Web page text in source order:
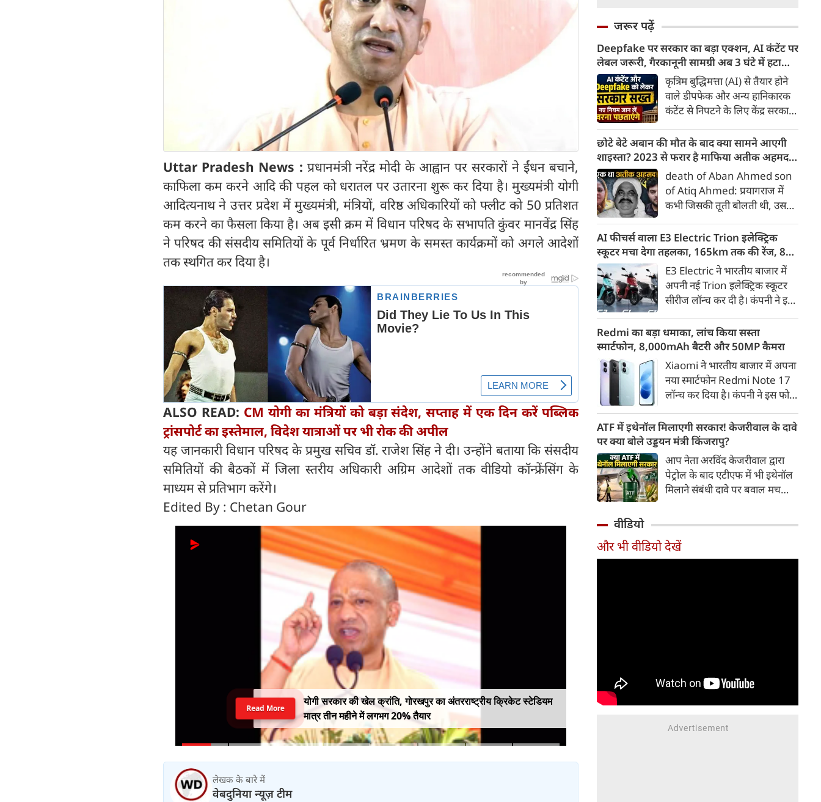
Uttar Pradesh News : प्रधानमंत्री नरेंद्र मोदी के आह्वान पर सरकारों ने ईंधन बचाने,
काफिला कम करने आदि की पहल को धरातल पर उतारना शुरू कर दिया है। मुख्यमंत्री योगी
आदित्यनाथ ने उत्तर प्रदेश में मुख्यमंत्री, मंत्रियों, वरिष्ठ अधिकारियों को फ्लीट को 50 प्रतिशत
कम करने का फैसला किया है। अब इसी क्रम में विधान परिषद के सभापति कुंवर मानवेंद्र सिंह
ने परिषद की संसदीय समितियों के पूर्व निर्धारित भ्रमण के समस्त कार्यक्रमों को अगले आदेशों
तक स्थगित कर दिया है।
ALSO READ: CM योगी का मंत्रियों को बड़ा संदेश, सप्ताह में एक दिन करें पब्लिक
ट्रांसपोर्ट का इस्तेमाल, विदेश यात्राओं पर भी रोक की अपील
यह जानकारी विधान परिषद के प्रमुख सचिव डॉ. राजेश सिंह ने दी। उन्होंने बताया कि संसदीय
समितियों की बैठकों में जिला स्तरीय अधिकारी अग्रिम आदेशों तक वीडियो कॉन्फ्रेंसिंग के
माध्यम से प्रतिभाग करेंगे।
Edited By : Chetan Gour
योगी सरकार की खेल क्रांति, गोरखपुर का अंतरराष्ट्रीय क्रिकेट स्टेडियम
मात्र तीन महीने में लगभग 20% तैयार
Read More
लेखक के बारे में
वेबदुनिया न्यूज़ टीम
जरूर पढ़ें
Deepfake पर सरकार का बड़ा एक्शन, AI कंटेंट पर
लेबल जरूरी, गैरकानूनी सामग्री अब 3 घंटे में हटानी
होगी, नए नियम जान लें वरना पछताएंगे
कृत्रिम बुद्धिमत्ता (AI) से तैयार होने
वाले डीपफेक और अन्य हानिकारक
कंटेंट से निपटने के लिए केंद्र सरकार
किया है। सरकार ने AI से तैयार कंटेंट
पर स्पष्ट लेबल और पहचान योग्य
मेटाडेटा उपलब्ध कराना अनिवार्य
किया है। साथ ही, सरकारी या
न्यायालय के आदेश के आधार पर
गैरकानूनी जानकारी हटाने की
समयसीमा 36 घंटे से घटाकर 3 घंटे
कर दी गई है।
छोटे बेटे अबान की मौत के बाद क्या सामने आएगी
शाइस्ता? 2023 से फरार है माफिया अतीक अहमद
की पत्नी
death of Aban Ahmed son
of Atiq Ahmed: प्रयागराज में
कभी जिसकी तूती बोलती थी, उस
अहमद के कुनबे पर कानून और
किस्मत की दोहरी मार पड़ रही है।
जिस झांसी जिले में अप्रैल 2023 में
अतीक के एनकाउंटर में मारे गए बेटे
असद की सांसें थमी थीं, उसी झांसी में
अब उसके छोटे बेटे अबान की भीषण
सड़क दुर्घटना में जान चली गई है।
AI फीचर्स वाला E3 Electric Trion इलेक्ट्रिक
स्कूटर मचा देगा तहलका, 165km तक की रेंज, 8
साल की बैटरी वारंटी, कीमत जानेंगे तो हो जाएंगे
हैरान
E3 Electric ने भारतीय बाजार में
अपनी नई Trion इलेक्ट्रिक स्कूटर
सीरीज लॉन्च कर दी है। कंपनी ने इसे
पेश किया है। Trion की शुरुआती
कीमत 99,999 रुपए (एक्स-शोरूम,
बेंगलुरु) रखी गई है। फिलहाल इसकी
बुकिंग बेंगलुरु के ग्राहकों के लिए
कंपनी की आधिकारिक वेबसाइट के
जरिए शुरू की गई है। आने वाले समय
में इसे दूसरे शहरों में भी उपलब्ध
कराया जाएगा।
Redmi का बड़ा धमाका, लांच किया सस्ता
स्मार्टफोन, 8,000mAh बैटरी और 50MP कैमरा
Xiaomi ने भारतीय बाजार में अपना
नया स्मार्टफोन Redmi Note 17
लॉन्च कर दिया है। कंपनी ने इस फोन
डिस्प्ले, 8,000mAh की बड़ी बैटरी
और Qualcomm Snapdragon
चिपसेट के साथ पेश किया है। फोन में
50MP का मेन कैमरा दिया गया है।
इसके अलावा Redmi Note 17 में
Corning Gorilla Glass 7i
चेसिस जैसे फीचर्स मिलते हैं।
ATF में इथेनॉल मिलाएगी सरकार! केजरीवाल के दावे
पर क्या बोले उड्डयन मंत्री किंजरापु?
आप नेता अरविंद केजरीवाल द्वारा
पेट्रोल के बाद एटीएफ में भी इथेनॉल
मिलाने संबंधी दावे पर बवाल मच
इथेनॉल मिलाने की कोई योजना नहीं
है।
वीडियो
और भी वीडियो देखें